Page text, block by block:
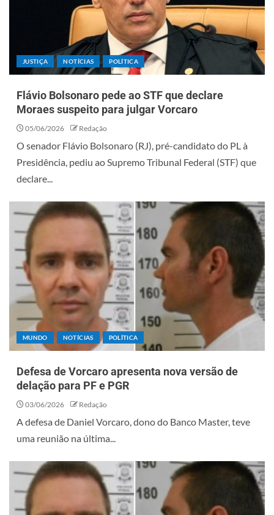
JUSTIÇA NOTÍCIAS POLÍTICA
Flávio Bolsonaro pede ao STF que declare
Moraes suspeito para julgar Vorcaro
05/06/2026 Redação
O senador Flávio Bolsonaro (RJ), pré-candidato do PL à
Presidência, pediu ao Supremo Tribunal Federal (STF) que
declare...
MUNDO NOTÍCIAS POLÍTICA
Defesa de Vorcaro apresenta nova versão de
delação para PF e PGR
03/06/2026 Redação
A defesa de Daniel Vorcaro, dono do Banco Master, teve
uma reunião na última...